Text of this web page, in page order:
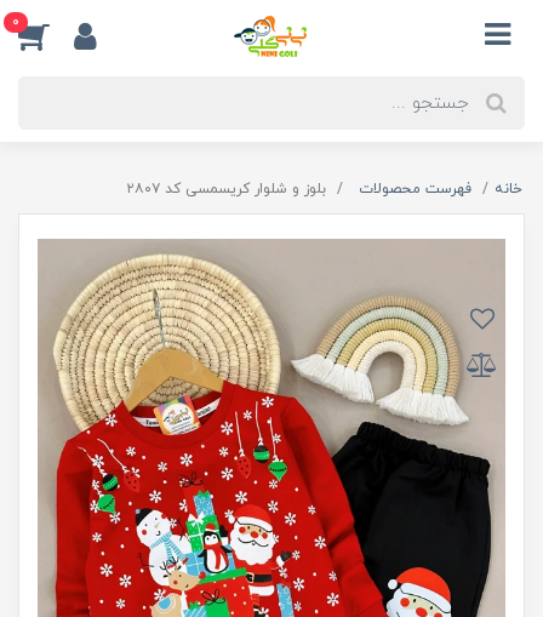
0
خانه فهرست محصولات بلوز و شلوار کریسمسی کد ۲۸۰۷